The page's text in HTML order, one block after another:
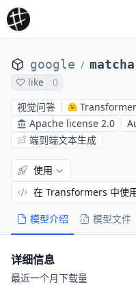
google /
like
0
视觉问答
Apache license 2.0
端到端文本生成
模型介绍 模型文件
使用
在 Transformers 中使
详细信息
最近一个月下载量